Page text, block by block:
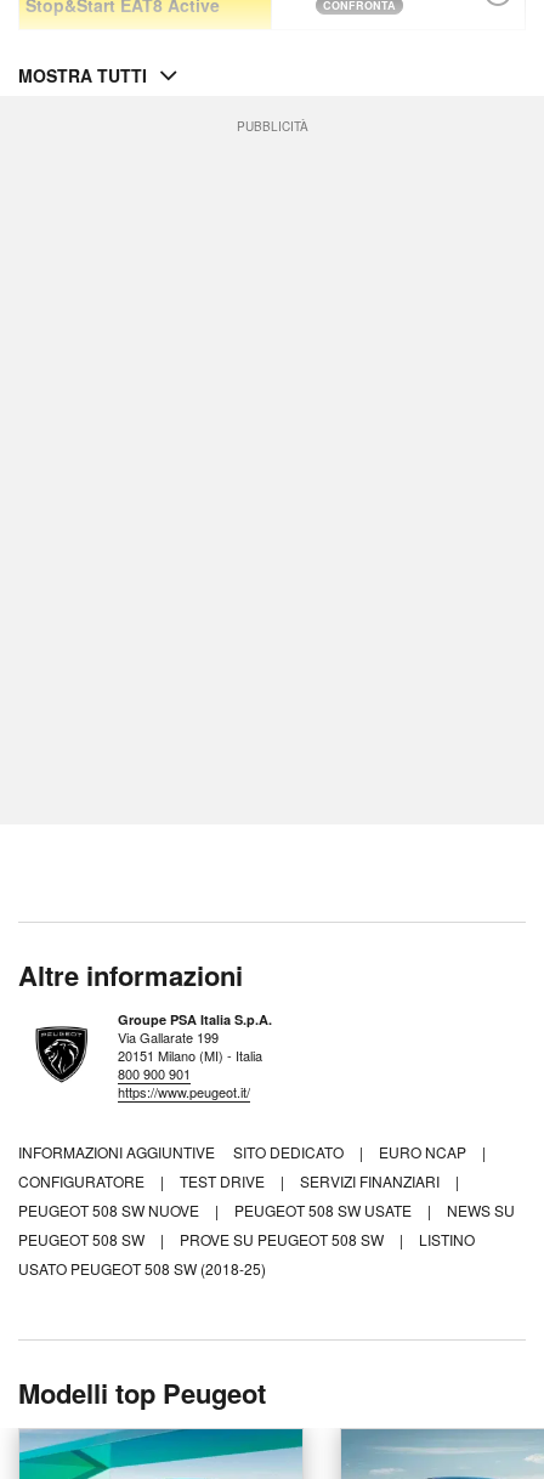
Stop&Start EAT8 Active CONFRONTA
MOSTRA TUTTI
PUBBLICITÀ
Altre informazioni
Groupe PSA Italia S.p.A.
Via Gallarate 199
20151 Milano (MI) - Italia
800 900 901
https://www.peugeot.it/
INFORMAZIONI AGGIUNTIVE SITO DEDICATO | EURO NCAP
|
CONFIGURATORE
| TEST DRIVE | SERVIZI FINANZIARI
|
PEUGEOT 508 SW NUOVE
| PEUGEOT 508 SW USATE |
NEWS SU
PEUGEOT 508 SW
| PROVE SU PEUGEOT 508 SW |
LISTINO
USATO PEUGEOT 508 SW (2018-25)
Modelli top Peugeot